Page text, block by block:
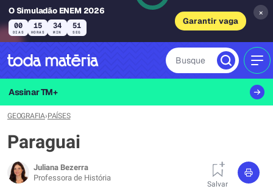
O Simuladão ENEM 2026
00
DIAS
15
HORAS
34
MIN
50
SEG
Garantir vaga
×
Busque
Assinar TM+
GEOGRAFIA›PAÍSES
Paraguai
Juliana Bezerra
Professora de História
Salvar